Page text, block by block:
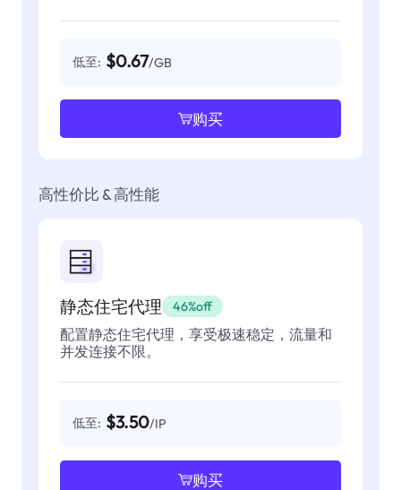
低至: $0.67/GB
购买
高性价比 & 高性能
静态住宅代理 46%off
配置静态住宅代理，享受极速稳定，流量和
并发连接不限。
低至: $3.50/IP
购买